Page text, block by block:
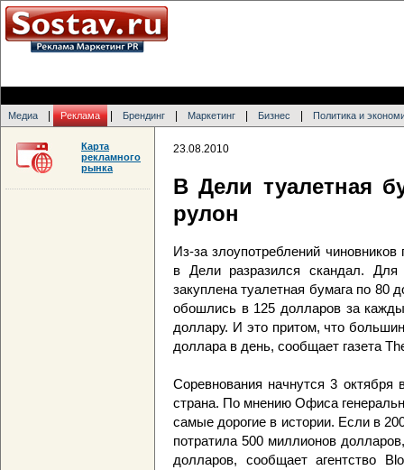
Медиа Реклама Брендинг Маркетинг Бизнес Политика и
23.08.2010
В Дели туалетная
рулон
Из-за злоупотреблений
в Дели разразился скандал. Для
закуплена туалетная бумага по
обошлись в 125 долларов за
доллару. И это притом, что
доллара в день, сообщает газета
Соревнования начнутся 3
страна. По мнению Офиса
самые дорогие в истории. Если в
потратила 500 миллионов
долларов, сообщает агентство
Карта
рекламного
рынка